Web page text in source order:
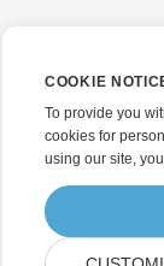
COOKIE
To provide you
cookies for
using our site,